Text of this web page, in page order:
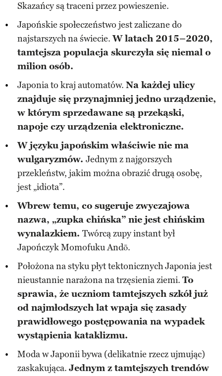
Skazańcy są traceni przez powieszenie.
Japońskie społeczeństwo jest zaliczane do
najstarszych na świecie.W latach 2015–2020,
tamtejsza populacja skurczyła się niemal o
milion osób.
Japonia to kraj automatów. Na każdej ulicy
znajduje się przynajmniej jedno urządzenie,
w którym sprzedawane są przekąski,
napoje czy urządzenia elektroniczne.
W języku japońskim właściwie nie ma
wulgaryzmów. Jednym z najgorszych
przekleństw, jakim można obrazić drugą osobę,
jest „idiota”.
Wbrew temu, co sugeruje zwyczajowa
nazwa, „zupka chińska” nie jest chińskim
wynalazkiem. Twórcą zupy instant był
Japończyk Momofuku Andō.
Położona na styku płyt tektonicznych Japonia jest
nieustannie narażona na trzęsienia ziemi. To
sprawia, że uczniom tamtejszych szkół już
od najmłodszych lat wpaja się zasady
prawidłowego postępowania na wypadek
wystąpienia kataklizmu.
Moda w Japonii bywa (delikatnie rzecz ujmując)
zaskakująca. Jednym z tamtejszych trendów